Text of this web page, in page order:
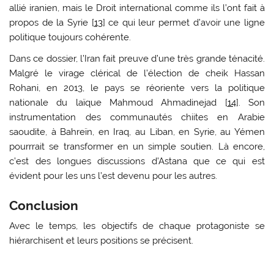
allié iranien, mais le Droit international comme ils l’ont fait à
propos de la Syrie [13] ce qui leur permet d’avoir une ligne
politique toujours cohérente.
Dans ce dossier, l’Iran fait preuve d’une très grande ténacité.
Malgré le virage clérical de l’élection de cheik Hassan
Rohani, en 2013, le pays se réoriente vers la politique
nationale du laïque Mahmoud Ahmadinejad [14]. Son
instrumentation des communautés chiites en Arabie
saoudite, à Bahreïn, en Iraq, au Liban, en Syrie, au Yémen
pourrrait se transformer en un simple soutien. Là encore,
c’est des longues discussions d’Astana que ce qui est
évident pour les uns l’est devenu pour les autres.
Conclusion
Avec le temps, les objectifs de chaque protagoniste se
hiérarchisent et leurs positions se précisent.